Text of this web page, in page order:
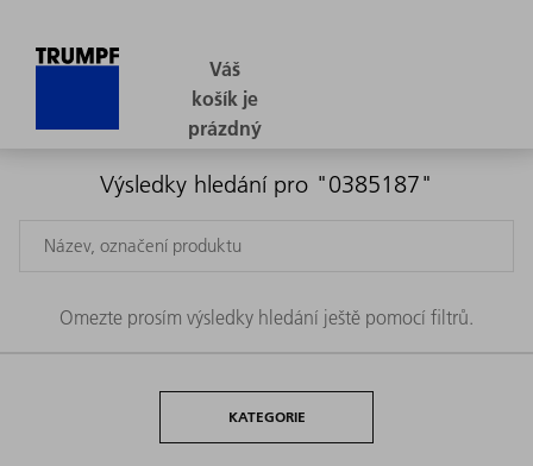
Výsledky hledání pro "0385187"
Omezte prosím výsledky hledání ještě pomocí filtrů.
KATEGORIE